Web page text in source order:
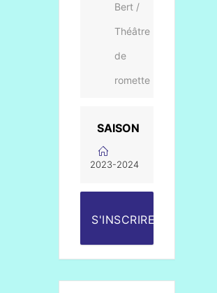
Bert /
Théâtre
de
romette
SAISON
2023-2024
S'INSCRIRE